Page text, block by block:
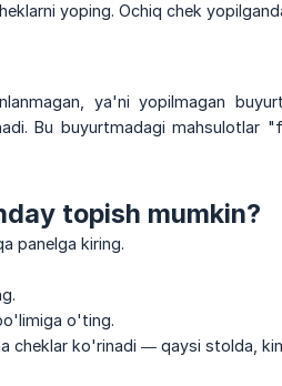
yoping. Ochiq chek
ya'ni yopilmagan
Bu buyurtmadagi
topish mumkin?
panelga kiring.
o'ting.
cheklar ko'rinadi — qaysi stolda,